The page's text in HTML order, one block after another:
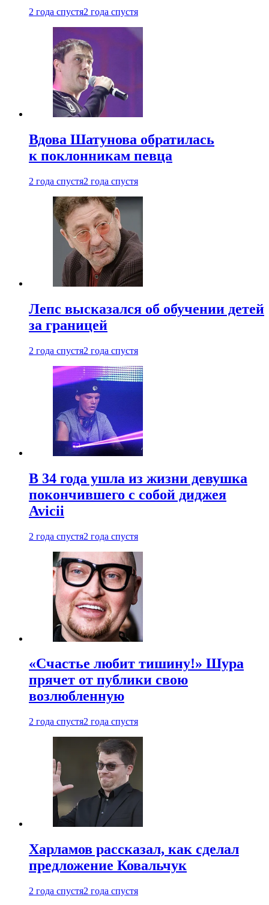
2 года спустя2 года спустя
Вдова Шатунова обратилась
к поклонникам певца
2 года спустя2 года спустя
Лепс высказался об обучении детей
за границей
2 года спустя2 года спустя
В 34 года ушла из жизни девушка
покончившего с собой диджея
Avicii
2 года спустя2 года спустя
«Счастье любит тишину!» Шура
прячет от публики свою
возлюбленную
2 года спустя2 года спустя
Харламов рассказал, как сделал
предложение Ковальчук
2 года спустя2 года спустя